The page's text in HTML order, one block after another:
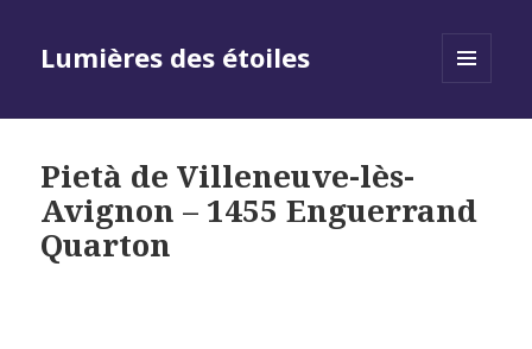
Lumières des étoiles
Pietà de Villeneuve-lès-
Avignon – 1455 Enguerrand
Quarton